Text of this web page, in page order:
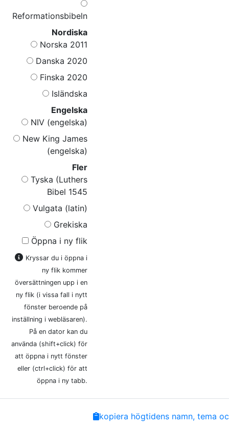
Reformationsbibeln
Nordiska
Norska 2011
Danska 2020
Finska 2020
Isländska
Engelska
NIV (engelska)
New King James
(engelska)
Fler
Tyska (Luthers
Bibel 1545
Vulgata (latin)
Grekiska
Öppna i ny flik
Kryssar du i öppna i
ny flik kommer
översättningen upp i en
ny flik (i vissa fall i nytt
fönster beroende på
inställning i webläsaren).
På en dator kan du
använda (shift+click) för
att öppna i nytt fönster
eller (ctrl+click) för att
öppna i ny tabb.
EmailCopy
kopiera högtidens namn, tema